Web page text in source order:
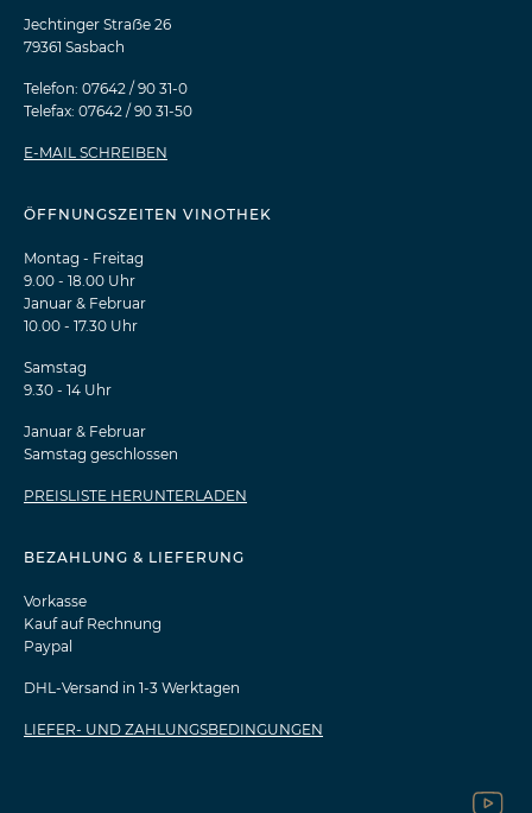
Jechtinger Straẞe 26
79361 Sasbach
Telefon: 07642 / 90 31-0
Telefax: 07642 / 90 31-50
E-MAIL SCHREIBEN
ÖFFNUNGSZEITEN VINOTHEK
Montag - Freitag
9.00 - 18.00 Uhr
Januar & Februar
10.00 - 17.30 Uhr
Samstag
9.30 - 14 Uhr
Januar & Februar
Samstag geschlossen
PREISLISTE HERUNTERLADEN
BEZAHLUNG & LIEFERUNG
Vorkasse
Kauf auf Rechnung
Paypal
DHL-Versand in 1-3 Werktagen
LIEFER- UND ZAHLUNGSBEDINGUNGEN